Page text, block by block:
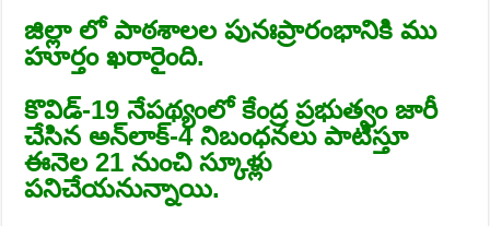
జిల్లా లో పాఠశాలల పునఃప్రారంభానికి ము
హూర్తం ఖరారైంది.
కొవిడ్‌-19 నేపథ్యంలో కేంద్ర ప్రభుత్వం జారీ
చేసిన అన్‌లాక్‌-4 నిబంధనలు పాటిస్తూ
ఈనెల 21 నుంచి స్కూళ్లు
పనిచేయనున్నాయి.